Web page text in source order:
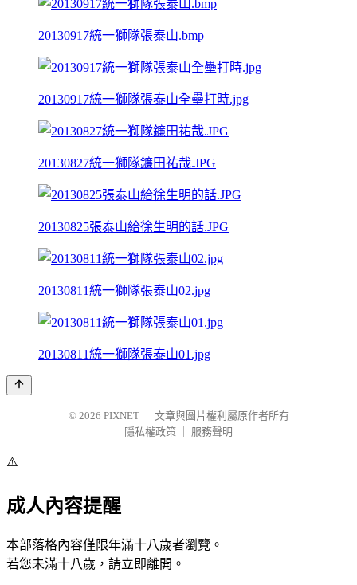
20130917統一獅隊張泰山.bmp
20130917統一獅隊張泰山全壘打時.jpg
20130827統一獅隊鐮田祐哉.JPG
20130825張泰山給徐生明的話.JPG
20130811統一獅隊張泰山02.jpg
20130811統一獅隊張泰山01.jpg
© 2026 PIXNET
文章與圖片權利屬原作者所有
隱私權政策
服務聲明
⚠️
成人內容提醒
本部落格內容僅限年滿十八歲者瀏覽。
若您未滿十八歲，請立即離開。